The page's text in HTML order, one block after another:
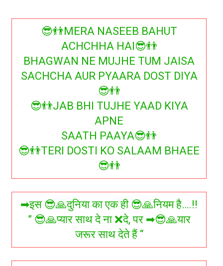
😎👬MERA NASEEB BAHUT
ACHCHHA HAI😎👬
BHAGWAN NE MUJHE TUM JAISA
SACHCHA AUR PYAARA DOST DIYA
😎👬
😎👬JAB BHI TUJHE YAAD KIYA
APNE
SAATH PAAYA😎👬
😎👬TERI DOSTI KO SALAAM BHAEE
😎👬
➡इस 😎🙏दुनिया का एक ही 😎🙏नियम है….!!
” 😎🙏प्यार साथ दे ना ❌दे, पर ➡😎🙏यार
जरूर साथ देते हैं “